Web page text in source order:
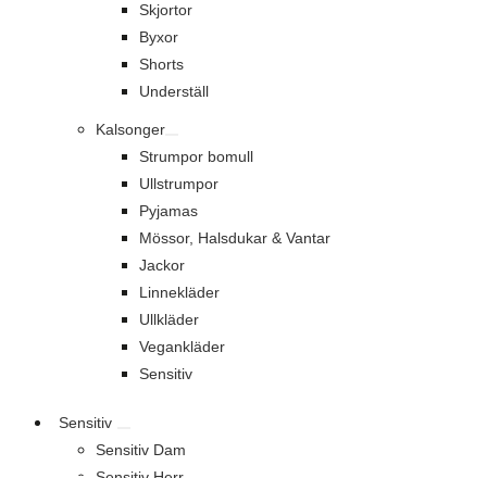
Skjortor
Byxor
Shorts
Underställ
Kalsonger
Strumpor bomull
Ullstrumpor
Pyjamas
Mössor, Halsdukar & Vantar
Jackor
Linnekläder
Ullkläder
Vegankläder
Sensitiv
Sensitiv
Sensitiv Dam